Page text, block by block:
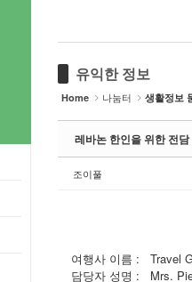
유익한 정보
Home 나눔터 생활정보
레바논 한인을 위한 전
조이풀
여행사 이름 : Travel
담당자 성명 : Mrs.